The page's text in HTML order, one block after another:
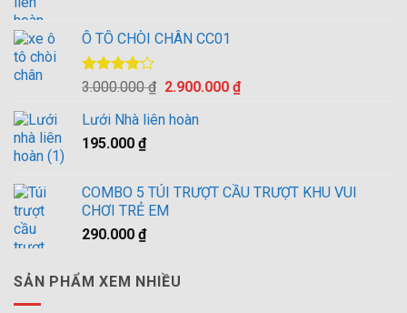
Ô TÔ CHÒI CHÂN CC01
Được
4.005
sao
3.000.000₫ Giá
là:
2.900.000 ₫Giá
Lưới Nhà liên hoàn
195.000 ₫
COMBO 5 TÚI TRƯỢT CẦU TRƯỢT KHU VUI
CHƠI TRẺ EM
290.000 ₫
SẢN PHẨM XEM NHIỀU